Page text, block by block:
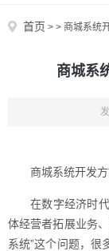
首页 > > 商城系统
商城系
商城系统开发
在数字经济时
体经营者拓展业务
系统”这个问题，很